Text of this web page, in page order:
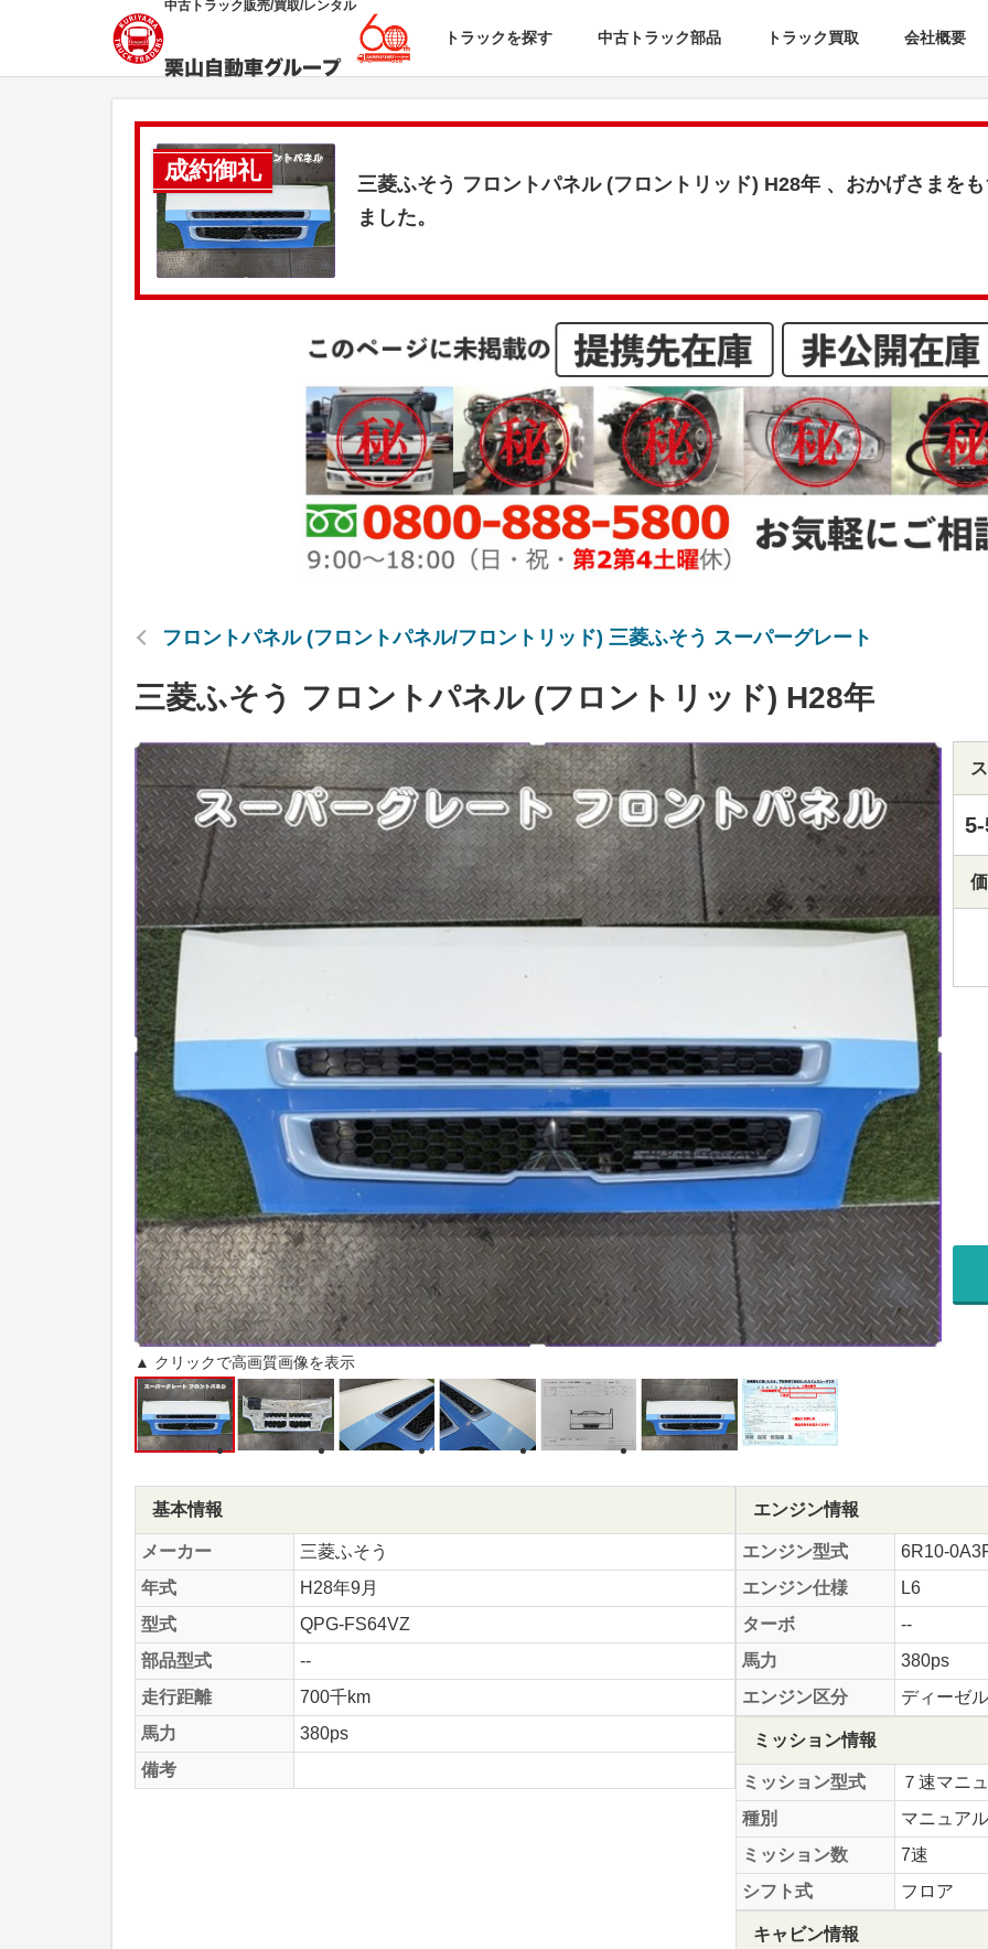
中古トラック販売/買取/レンタル
トラックを探す 中古トラック部品 トラック買取 会社概要
成約御礼
三菱ふそう フロントパネル (フロントリッド) H28年 、おかげさまを
ました。
フロントパネル (フロントパネル/フロントリッド) 三菱ふそう スーパーグレート
三菱ふそう フロントパネル (フロントリッド) H28年
▲ クリックで高画質画像を表示
基本情報
メーカー
三菱ふそう
年式
H28年9月
型式
QPG-FS64VZ
部品型式
--
走行距離
700千km
馬力
380ps
備考
エンジン情報
エンジン型式
6R10-
エンジン仕様
L6
ターボ
--
馬力
380ps
エンジン区分
ディーゼル
ミッション情報
ミッション型式
７速マニ
種別
マニュアル
ミッション数
7速
シフト式
フロア
キャビン情報